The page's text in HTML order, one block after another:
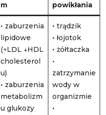
m
powikłania
• zaburzenia
lipidowe
(↑LDL ↓HDL
cholesterol
u)
• zaburzenia
metabolizm
u glukozy
• trądzik
• łojotok
• żółtaczka
•
zatrzymanie
wody w
organizmie
•